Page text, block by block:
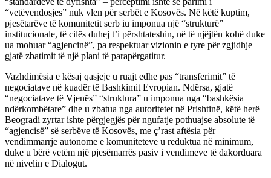
“vetëvendosjes” nuk vlen për serbët e Kosovës. Në këtë kuptim,
pjesëtarëve të komunitetit serb iu imponua një “strukturë”
institucionale, të cilës duhej t’i përshtateshin, në të njëjtën kohë duke
ua mohuar “agjencinë”, pa respektuar vizionin e tyre për zgjidhje
gjatë zbatimit të një plani të parapërgatitur.
Vazhdimësia e kësaj qasjeje u ruajt edhe pas “transferimit” të
negociatave në kuadër të Bashkimit Evropian. Ndërsa, gjatë
“negociatave të Vjenës” “struktura” u imponua nga “bashkësia
ndërkombëtare” dhe u zbatua nga autoritetet në Prishtinë, këtë herë
Beogradi zyrtar ishte përgjegjës për ngufatje pothuajse absolute të
“agjencisë” së serbëve të Kosovës, me ç’rast aftësia për
vendimmarrje autonome e komuniteteve u reduktua në minimum,
duke u bërë vetëm një pjesëmarrës pasiv i vendimeve të dakorduara
në nivelin e Dialogut.